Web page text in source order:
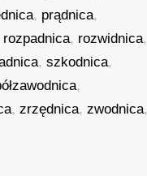
, prądnica,
rozpadnica, rozwidnica,
,szkodnica,
,
,zrzędnica,zwodnica,